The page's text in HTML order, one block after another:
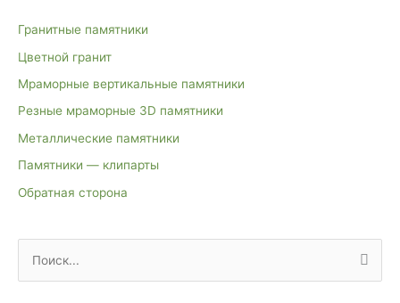
Гранитные памятники
Цветной гранит
Мраморные вертикальные памятники
Резные мраморные 3D памятники
Металлические памятники
Памятники — клипарты
Обратная сторона